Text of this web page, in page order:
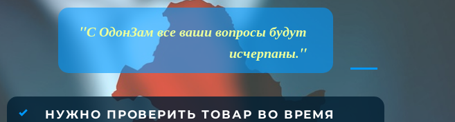
"С ОдонЗам все ваши вопросы будут
исчерпаны."
НУЖНО ПРОВЕРИТЬ ТОВАР ВО ВРЕМЯ